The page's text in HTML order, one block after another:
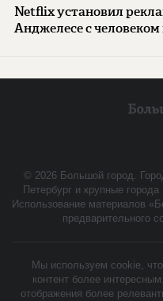
Netflix установил
Анджелесе с
© 2026 Большой город.
Петербург и крупные
Использование материалов
предварительного
Мы используем cookie,
контент более
отображения более